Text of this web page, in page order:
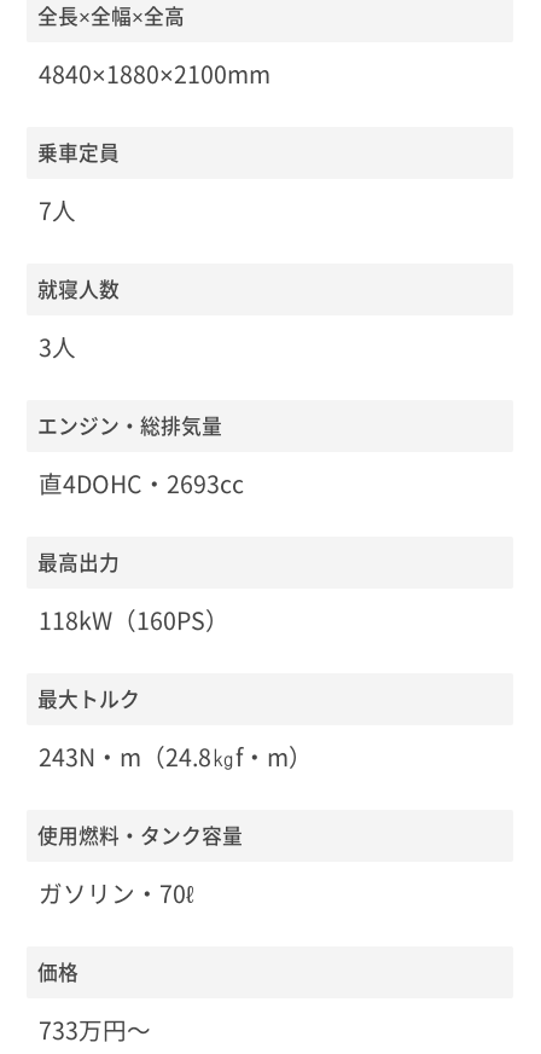
全長×全幅×全高
4840×1880×2100mm
乗車定員
7人
就寝人数
3人
エンジン・総排気量
直4DOHC・2693cc
最高出力
118kW（160PS）
最大トルク
243N・m（24.8㎏f・m）
使用燃料・タンク容量
ガソリン・70ℓ
価格
733万円〜